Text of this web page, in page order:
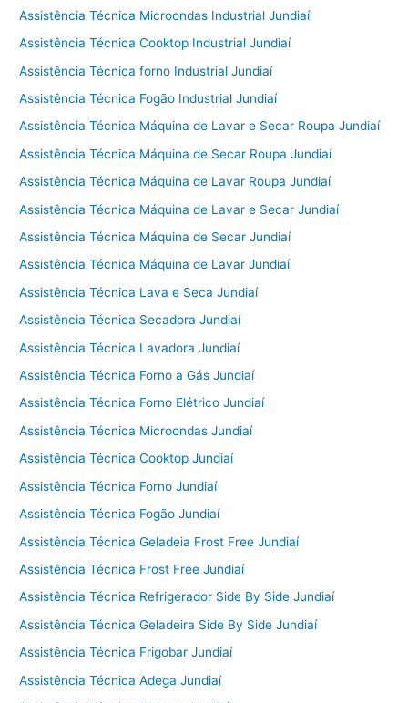
Assistência Técnica Microondas Industrial Jundiaí
Assistência Técnica Cooktop Industrial Jundiaí
Assistência Técnica forno Industrial Jundiaí
Assistência Técnica Fogão Industrial Jundiaí
Assistência Técnica Máquina de Lavar e Secar Roupa Jundiaí
Assistência Técnica Máquina de Secar Roupa Jundiaí
Assistência Técnica Máquina de Lavar Roupa Jundiaí
Assistência Técnica Máquina de Lavar e Secar Jundiaí
Assistência Técnica Máquina de Secar Jundiaí
Assistência Técnica Máquina de Lavar Jundiaí
Assistência Técnica Lava e Seca Jundiaí
Assistência Técnica Secadora Jundiaí
Assistência Técnica Lavadora Jundiaí
Assistência Técnica Forno a Gás Jundiaí
Assistência Técnica Forno Elétrico Jundiaí
Assistência Técnica Microondas Jundiaí
Assistência Técnica Cooktop Jundiaí
Assistência Técnica Forno Jundiaí
Assistência Técnica Fogão Jundiaí
Assistência Técnica Geladeia Frost Free Jundiaí
Assistência Técnica Frost Free Jundiaí
Assistência Técnica Refrigerador Side By Side Jundiaí
Assistência Técnica Geladeira Side By Side Jundiaí
Assistência Técnica Frigobar Jundiaí
Assistência Técnica Adega Jundiaí